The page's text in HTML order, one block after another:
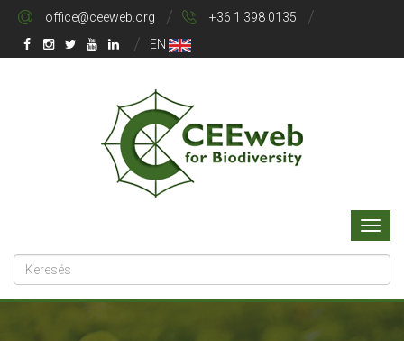
office@ceeweb.org
+36 1 398 0135
EN